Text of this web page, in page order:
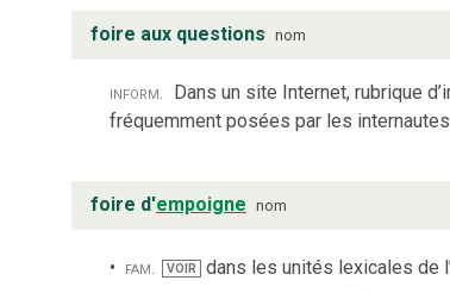
foire aux questions nom
inform. Dans un site Internet, rubrique
fréquemment posées par les
foire d'empoigne nom
fam. VOIR dans les unités lexicales de